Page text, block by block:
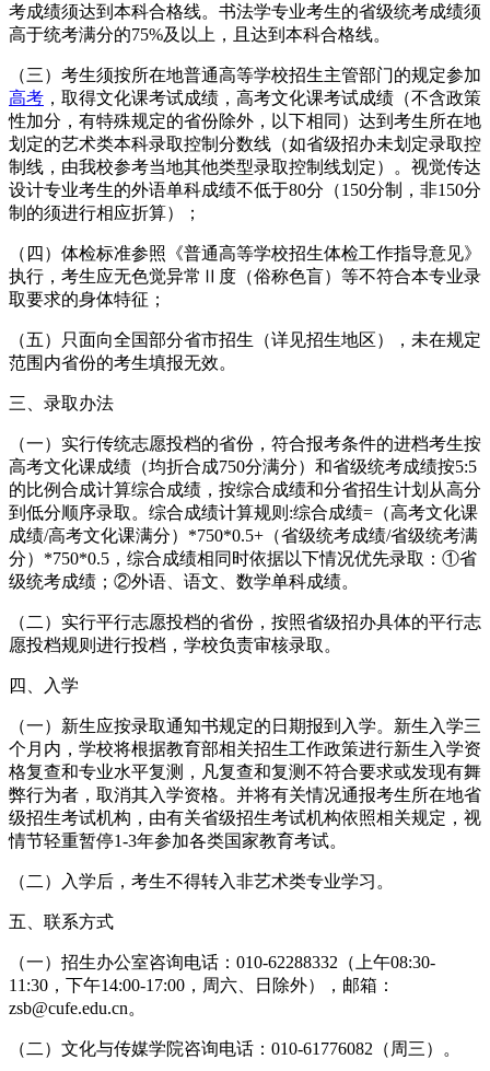
考成绩须达到本科合格线。书法学专业考生的省级统考成绩须
高于统考满分的75%及以上，且达到本科合格线。
（三）考生须按所在地普通高等学校招生主管部门的规定参加
高考 ，取得文化课考试成绩，高考文化课考试成绩（不含政策
性加分，有特殊规定的省份除外，以下相同）达到考生所在地
划定的艺术类本科录取控制分数线（如省级招办未划定录取控
制线，由我校参考当地其他类型录取控制线划定）。视觉传达
设计专业考生的外语单科成绩不低于80分（150分制，非150分
制的须进行相应折算）；
（四）体检标准参照《普通高等学校招生体检工作指导意见》
执行，考生应无色觉异常Ⅱ度（俗称色盲）等不符合本专业录
取要求的身体特征；
（五）只面向全国部分省市招生（详见招生地区），未在规定
范围内省份的考生填报无效。
三、录取办法
（一）实行传统志愿投档的省份，符合报考条件的进档考生按
高考文化课成绩（均折合成750分满分）和省级统考成绩按5:5
的比例合成计算综合成绩，按综合成绩和分省招生计划从高分
到低分顺序录取。综合成绩计算规则:综合成绩=（高考文化课
成绩/高考文化课满分）*750*0.5+（省级统考成绩/省级统考满
分）*750*0.5，综合成绩相同时依据以下情况优先录取：①省
级统考成绩；②外语、语文、数学单科成绩。
（二）实行平行志愿投档的省份，按照省级招办具体的平行志
愿投档规则进行投档，学校负责审核录取。
四、入学
（一）新生应按录取通知书规定的日期报到入学。新生入学三
个月内，学校将根据教育部相关招生工作政策进行新生入学资
格复查和专业水平复测，凡复查和复测不符合要求或发现有舞
弊行为者，取消其入学资格。并将有关情况通报考生所在地省
级招生考试机构，由有关省级招生考试机构依照相关规定，视
情节轻重暂停1-3年参加各类国家教育考试。
（二）入学后，考生不得转入非艺术类专业学习。
五、联系方式
（一）招生办公室咨询电话：010-62288332（上午08:30-
11:30，下午14:00-17:00，周六、日除外），邮箱：
zsb@cufe.edu.cn。
（二）文化与传媒学院咨询电话：010-61776082（周三）。